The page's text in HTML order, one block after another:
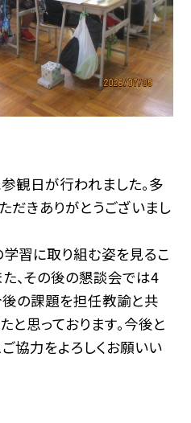
参観日が行われました。多
だきありがとうございまし
習に取り組む姿を見るこ
、その後の懇談会では4
の課題を担任教諭と共
思っております。今後と
協力をよろしくお願いい